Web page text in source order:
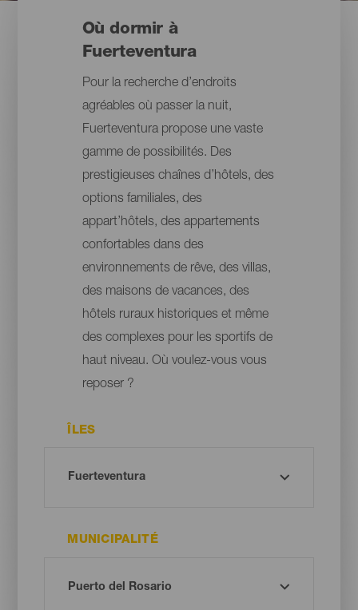
Où dormir à
Fuerteventura
Pour la recherche d’endroits
agréables où passer la nuit,
Fuerteventura propose une vaste
gamme de possibilités. Des
prestigieuses chaînes d’hôtels, des
options familiales, des
appart’hôtels, des appartements
confortables dans des
environnements de rêve, des villas,
des maisons de vacances, des
hôtels ruraux historiques et même
des complexes pour les sportifs de
haut niveau. Où voulez-vous vous
reposer ?
ÎLES
MUNICIPALITÉ